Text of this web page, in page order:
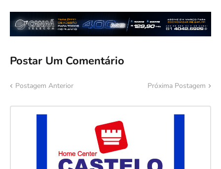
Postar Um Comentário
Postagem Anterior Próxima Postagem